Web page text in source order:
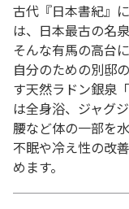
古代『日本書紀』
は、日本最古の名
そんな有馬の高台
自分のための別邸
す天然ラドン銀泉
は全身浴、ジャグ
腰など体の一部を
不眠や冷え性の改
めます。